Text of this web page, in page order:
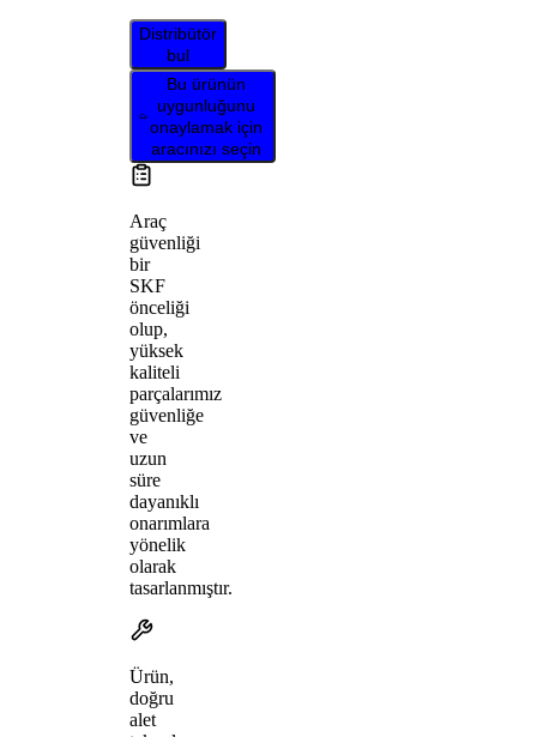
Distribütör
bul
Bu ürünün
uygunluğunu
onaylamak için
aracınızı seçin
Araç
güvenliği
bir
SKF
önceliği
olup,
yüksek
kaliteli
parçalarımız
güvenliğe
ve
uzun
süre
dayanıklı
onarımlara
yönelik
olarak
tasarlanmıştır.
Ürün,
doğru
alet